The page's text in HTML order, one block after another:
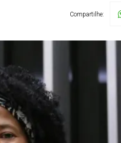
Esportes Automóveis
Digital Acidente no Centro
Compartilhe: